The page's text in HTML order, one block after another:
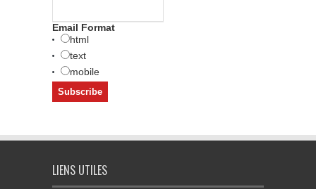
Email Format
html
text
mobile
LIENS UTILES